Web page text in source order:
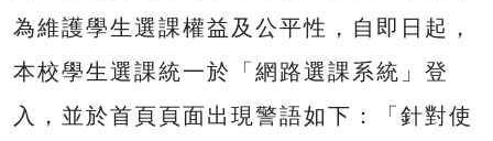
為維護學生選課權益及公平性，自即日起，
本校學生選課統一於「網路選課系統」登
入，並於首頁頁面出現警語如下：「針對使